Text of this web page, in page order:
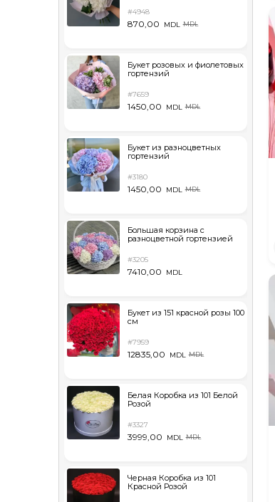
#4948
870,00 MDL MDL
Букет розовых и фиолетовых
гортензий
#7659
1450,00 MDL MDL
Букет из разноцветных
гортензий
#3180
1450,00 MDL MDL
Большая корзина с
разноцветной гортензией
#3205
7410,00 MDL
Букет из 151 красной розы 100
см
#7959
12835,00 MDL MDL
Белая Коробка из 101 Белой
Розой
#3327
3999,00 MDL MDL
Черная Коробка из 101
Красной Розой